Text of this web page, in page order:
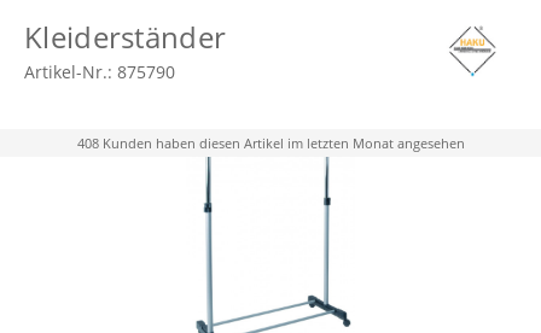
Kleiderständer
Artikel-Nr.: 875790
408 Kunden haben diesen Artikel im letzten Monat angesehen